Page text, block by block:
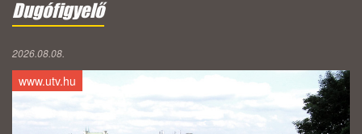
Dugófigyelő
2026.08.08.
www.utv.hu